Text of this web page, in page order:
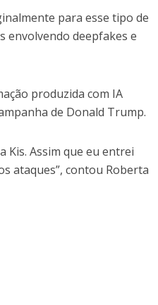
para esse tipo de
envolvendo deepfakes e
produzida com IA
de Donald Trump.
Kis. Assim que eu entrei
ataques”, contou Roberta